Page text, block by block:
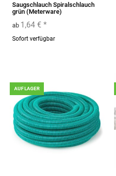
Saugschlauch Spiralschlauch
grün (Meterware)
ab 1,64 € *
Sofort verfügbar
AUF LAGER